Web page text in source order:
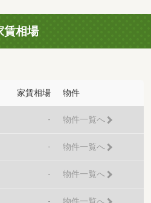
賃相場
家賃相場 物件
- 物件一覧へ
- 物件一覧へ
- 物件一覧へ
-